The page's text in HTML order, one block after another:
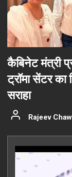
कैबिनेट मंत्री
ट्रॉमा सेंटर का
सराहा
Rajeev